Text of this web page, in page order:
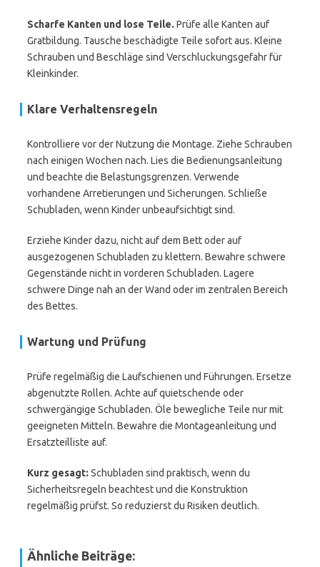
Scharfe Kanten und lose Teile. Prüfe alle Kanten auf
Gratbildung. Tausche beschädigte Teile sofort aus. Kleine
Schrauben und Beschläge sind Verschluckungsgefahr für
Kleinkinder.
Klare Verhaltensregeln
Kontrolliere vor der Nutzung die Montage. Ziehe Schrauben
nach einigen Wochen nach. Lies die Bedienungsanleitung
und beachte die Belastungsgrenzen. Verwende
vorhandene Arretierungen und Sicherungen. Schließe
Schubladen, wenn Kinder unbeaufsichtigt sind.
Erziehe Kinder dazu, nicht auf dem Bett oder auf
ausgezogenen Schubladen zu klettern. Bewahre schwere
Gegenstände nicht in vorderen Schubladen. Lagere
schwere Dinge nah an der Wand oder im zentralen Bereich
des Bettes.
Wartung und Prüfung
Prüfe regelmäßig die Laufschienen und Führungen. Ersetze
abgenutzte Rollen. Achte auf quietschende oder
schwergängige Schubladen. Öle bewegliche Teile nur mit
geeigneten Mitteln. Bewahre die Montageanleitung und
Ersatzteilliste auf.
Kurz gesagt: Schubladen sind praktisch, wenn du
Sicherheitsregeln beachtest und die Konstruktion
regelmäßig prüfst. So reduzierst du Risiken deutlich.
Ähnliche Beiträge: